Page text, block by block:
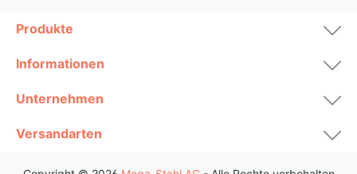
Produkte
Informationen
Unternehmen
Versandarten